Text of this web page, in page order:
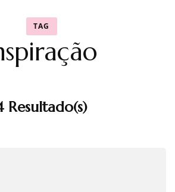
TAG
Resultado(s)